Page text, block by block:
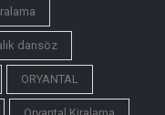
dansöz
ORYANTAL